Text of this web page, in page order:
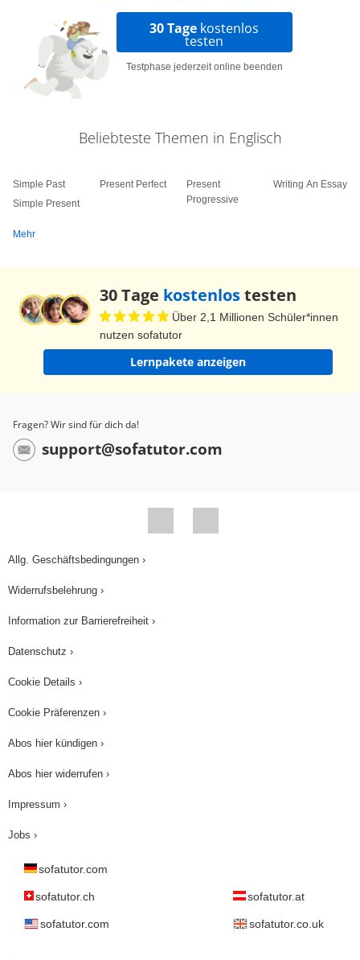
30 Tage kostenlos
testen
Testphase jederzeit online beenden
Beliebteste Themen in Englisch
Simple Past
Simple Present
Present Perfect
Present
Progressive
Writing An Essay
Mehr
30 Tage kostenlostesten
Über 2,1 Millionen Schüler*innen
nutzen sofatutor
Lernpakete anzeigen
Fragen? Wir sind für dich da!
support@sofatutor.com
Allg. Geschäftsbedingungen ›
Widerrufsbelehrung ›
Information zur Barrierefreiheit ›
Datenschutz ›
Cookie Details ›
Cookie Präferenzen ›
Abos hier kündigen ›
Abos hier widerrufen ›
Impressum ›
Jobs ›
sofatutor.com
sofatutor.ch sofatutor.at
sofatutor.com sofatutor.co.uk